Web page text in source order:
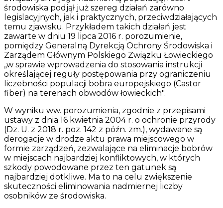
środowiska podjął już szereg działań zarówno
legislacyjnych, jak i praktycznych, przeciwdziałających
temu zjawisku. Przykładem takich działań jest
zawarte w dniu 19 lipca 2016 r. porozumienie,
pomiędzy Generalną Dyrekcją Ochrony Środowiska i
Zarządem Głównym Polskiego Związku Łowieckiego
„w sprawie wprowadzenia do stosowania instrukcji
określającej reguły postępowania przy ograniczeniu
liczebności populacji bobra europejskiego (Castor
fiber) na terenach obwodów łowieckich".
W wyniku ww. porozumienia, zgodnie z przepisami
ustawy z dnia 16 kwietnia 2004 r. o ochronie przyrody
(Dz. U. z 2018 r. poz. 142 z późn. zm.), wydawane są
derogacje w drodze aktu prawa miejscowego w
formie zarządzeń, zezwalające na eliminacje bobrów
w miejscach najbardziej konfliktowych, w których
szkody powodowane przez ten gatunek są
najbardziej dotkliwe. Ma to na celu zwiększenie
skuteczności eliminowania nadmiernej liczby
osobników ze środowiska.